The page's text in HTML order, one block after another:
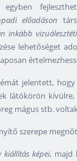
előadáson
inkább
lehetőséget
jelentett,
látókörön
mágus stb.
szerepe
kiállítás képei, majd